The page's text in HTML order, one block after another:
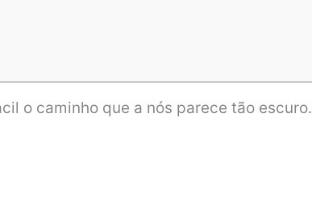
o caminho que a nós parece tão escuro.